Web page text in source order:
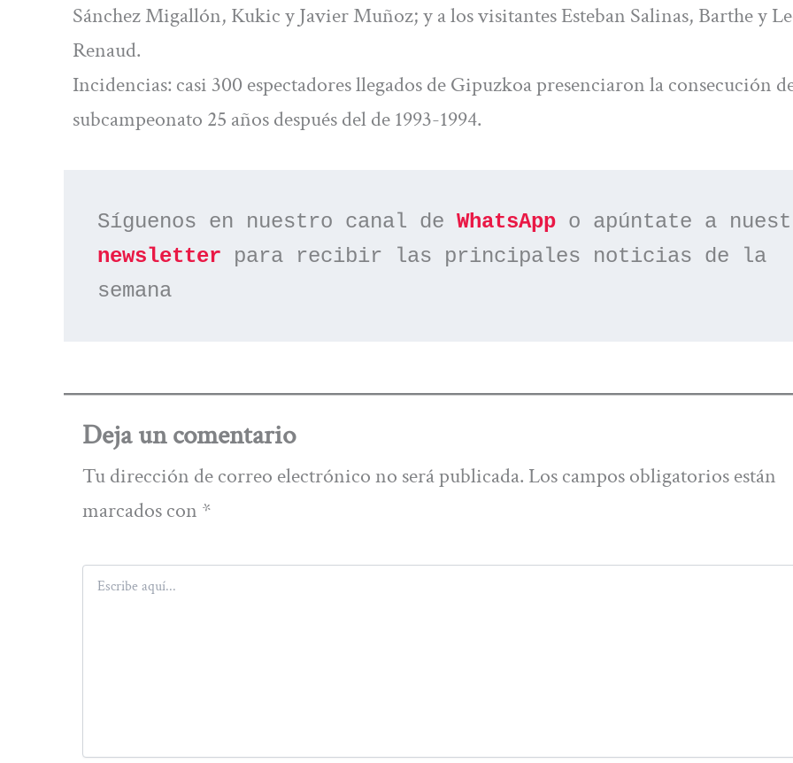
Sánchez Migallón, Kukic y Javier Muñoz; y a los visitantes Esteban Salinas, Barthe y
Renaud.
Incidencias: casi 300 espectadores llegados de Gipuzkoa presenciaron la consecución
subcampeonato 25 años después del de 1993-1994.
Síguenos en nuestro canal de WhatsApp
newsletter para recibir las principales noticias de la
semana
Deja un comentario
Tu dirección de correo electrónico no será publicada. Los campos obligatorios están
marcados con *
aquí...